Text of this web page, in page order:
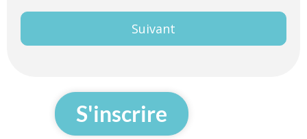
A
Suivant
S'inscrire